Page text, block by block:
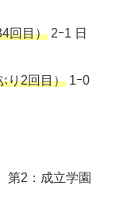
回目）2ｰ1 日
り2回目）1ｰ0
第2：成立学園